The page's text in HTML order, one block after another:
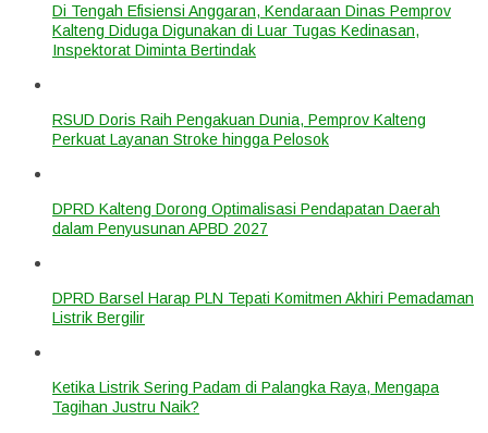
Di Tengah Efisiensi Anggaran, Kendaraan Dinas Pemprov
Kalteng Diduga Digunakan di Luar Tugas Kedinasan,
Inspektorat Diminta Bertindak
RSUD Doris Raih Pengakuan Dunia, Pemprov Kalteng
Perkuat Layanan Stroke hingga Pelosok
DPRD Kalteng Dorong Optimalisasi Pendapatan Daerah
dalam Penyusunan APBD 2027
DPRD Barsel Harap PLN Tepati Komitmen Akhiri Pemadaman
Listrik Bergilir
Ketika Listrik Sering Padam di Palangka Raya, Mengapa
Tagihan Justru Naik?